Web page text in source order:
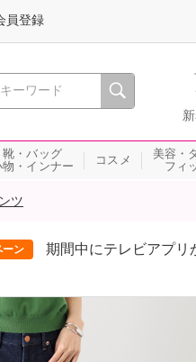
どる、瞬間を。通販・テレビショッピングのシ
員登録
靴・バッグ
物・インナー
コスメ
美容・
フィ
ツ
ーン 期間中にテレビアプリ